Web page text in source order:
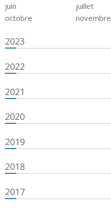
juin
juillet
octobre
novembre
2023
2022
2021
2020
2019
2018
2017